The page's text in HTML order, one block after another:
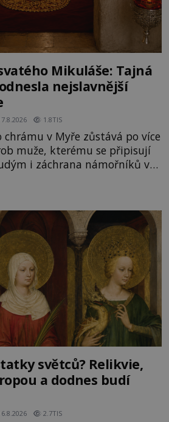
Mikuláše: Tajná
nejslavnější
7.8.2026 1.8TIS
v Myře zůstává po více
muže, kterému se připisují
i záchrana námořníků v
rok 1087 a klidné místo
noční výpravy. Skupina
ostatky přes moře do Bari.
před nebezpečím, nebo
světců? Relikvie,
a dodnes budí
6.8.2026 2.7TIS